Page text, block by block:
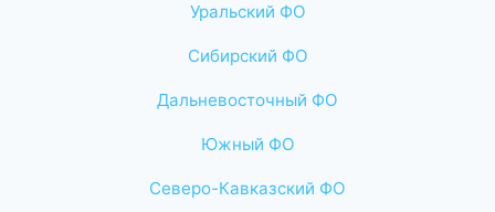
Уральский ФО
Сибирский ФО
Дальневосточный ФО
Южный ФО
Северо-Кавказский ФО